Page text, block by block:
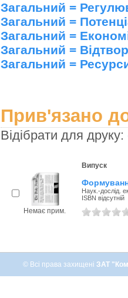
Загальний =
Загальний =
Загальний =
Загальний =
Загальний =
Прив'язано
Відібрати для друку:
Немає прим.
Випуск
Наук.-дослід.
ISBN відсутній
© Всі права захищені ЗАТ